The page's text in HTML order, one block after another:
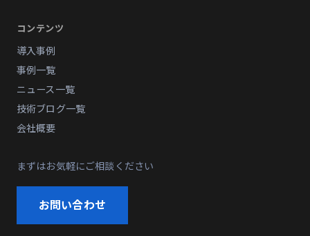
コンテンツ
導入事例
事例一覧
ニュース一覧
技術ブログ一覧
会社概要
まずはお気軽にご相談ください
お問い合わせ